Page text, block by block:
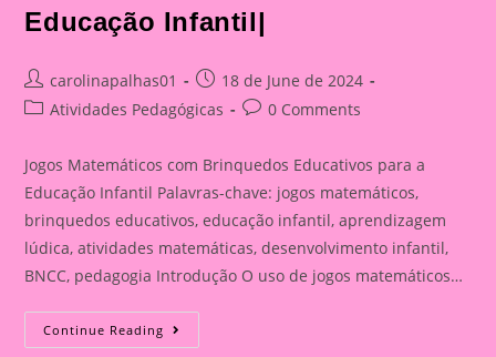
Educação Infantil|
Post
author:
carolinapalhas01
Post
published:
18 de June de 2024
PostAtividades Pedagógicas
Post0 Comments
Jogos Matemáticos com Brinquedos Educativos para a
Educação Infantil Palavras-chave: jogos matemáticos,
brinquedos educativos, educação infantil, aprendizagem
lúdica, atividades matemáticas, desenvolvimento infantil,
BNCC, pedagogia Introdução O uso de jogos matemáticos…
Continue Reading 30
Jogos